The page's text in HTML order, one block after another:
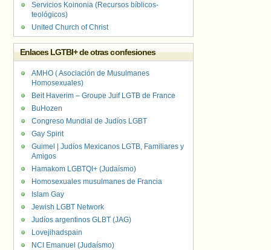
Servicios Koinonia (Recursos bíblicos-
teológicos)
United Church of Christ
Enlaces LGTBI+ de otras confesiones
AMHO ( Asociación de Musulmanes
Homosexuales)
Beit Haverim – Groupe Juif LGTB de France
BuHozen
Congreso Mundial de Judíos LGBT
Gay Spirit
Guimel | Judíos Mexicanos LGTB, Familiares y
Amigos
Hamakom LGBTQI+ (Judaísmo)
Homosexuales musulmanes de Francia
Islam Gay
Jewish LGBT Network
Judíos argentinos GLBT (JAG)
Lovejihadspain
NCI Emanuel (Judaísmo)